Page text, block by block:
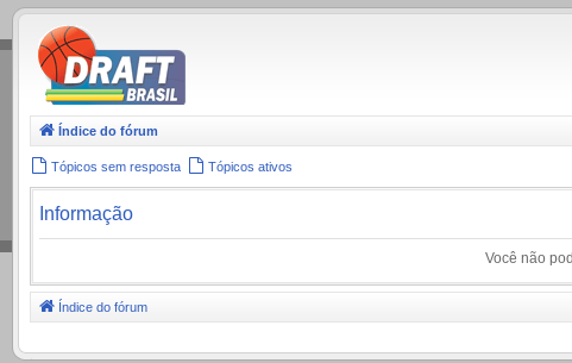
.
Índice do fórum
Tópicos sem resposta Tópicos ativos
Informação
Você não
Índice do fórum
.